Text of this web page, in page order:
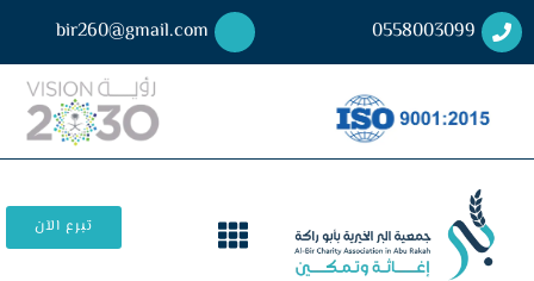
0558003099
bir260@gmail.com
تبرع الآن